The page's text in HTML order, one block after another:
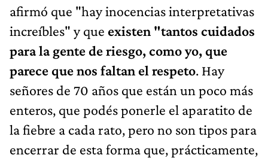
afirmó que "hay inocencias interpretativas
increíbles" y que existen "tantos cuidados
para la gente de riesgo, como yo, que
parece que nos faltan el respeto. Hay
señores de 70 años que están un poco más
enteros, que podés ponerle el aparatito de
la fiebre a cada rato, pero no son tipos para
encerrar de esta forma que, prácticamente,